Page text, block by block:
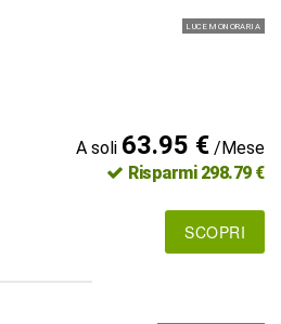
LUCE MONORARIA
A soli 63.95 €/Mese
Risparmi 298.79 €
SCOPRI